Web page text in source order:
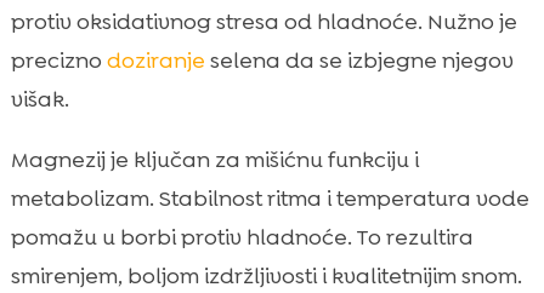
protiv oksidativnog stresa od hladnoće. Nužno je
precizno doziranje selena da se izbjegne njegov
višak.
Magnezij je ključan za mišićnu funkciju i
metabolizam. Stabilnost ritma i temperatura vode
pomažu u borbi protiv hladnoće. To rezultira
smirenjem, boljom izdržljivosti i kvalitetnijim snom.